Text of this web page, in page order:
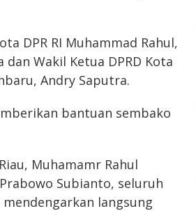
DPR RI Muhammad Rahul,
Wakil Ketua DPRD Kota
Andry Saputra.
bantuan sembako
Muhamamr Rahul
Subianto, seluruh
langsung